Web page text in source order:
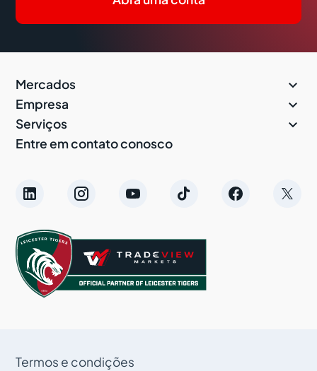
Mercados 
Empresa 
Serviços 
Entre em contato conosco
Termos e condições